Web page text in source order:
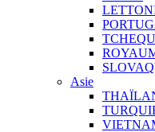
Asie